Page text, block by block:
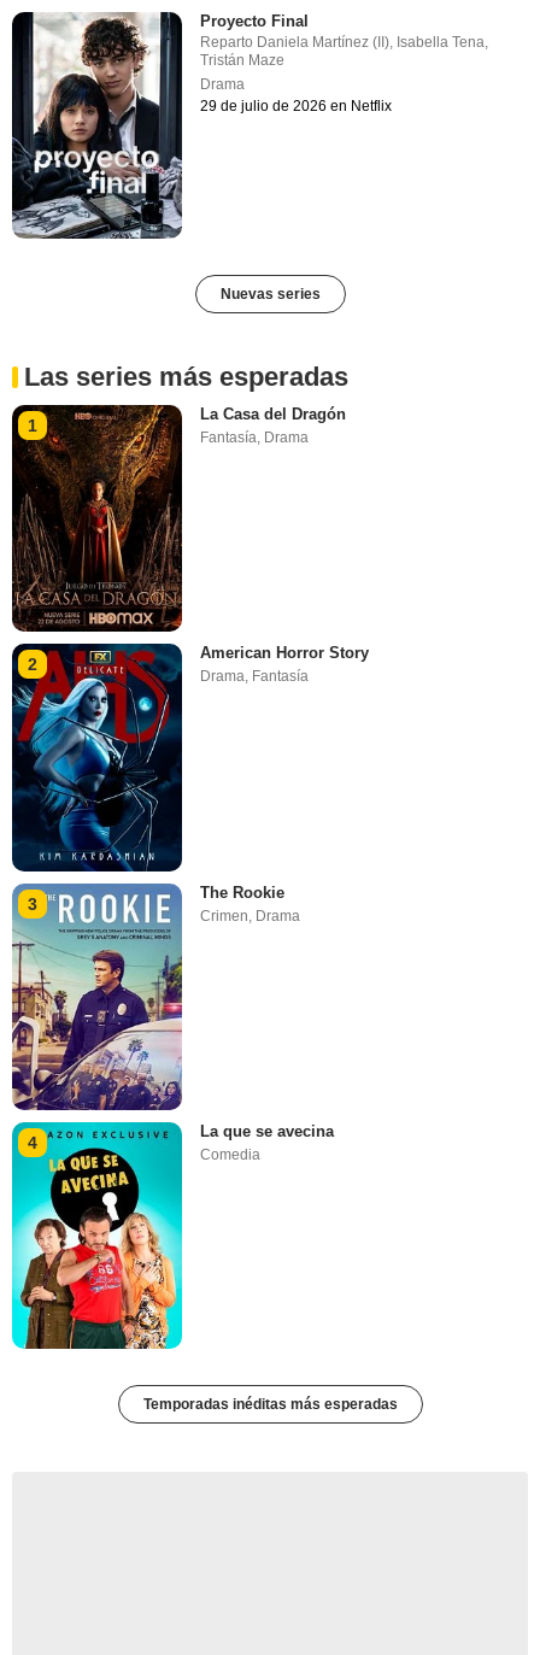
Proyecto Final
Reparto Daniela Martínez (II), Isabella Tena,
Tristán Maze
Drama
29 de julio de 2026 en Netflix
Nuevas series
Las series más esperadas
1
La Casa del Dragón
Fantasía, Drama
2
American Horror Story
Drama, Fantasía
3
The Rookie
Crimen Drama
4
La que se avecina
Comedia
Temporadas inéditas más esperadas